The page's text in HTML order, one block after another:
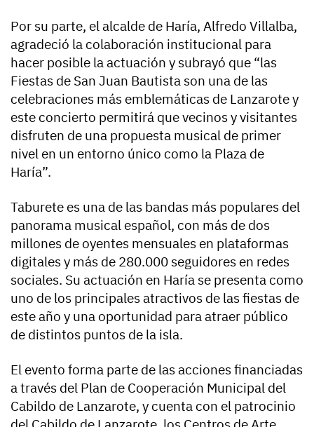
Por su parte, el alcalde de Haría, Alfredo Villalba,
agradeció la colaboración institucional para
hacer posible la actuación y subrayó que “las
Fiestas de San Juan Bautista son una de las
celebraciones más emblemáticas de Lanzarote y
este concierto permitirá que vecinos y visitantes
disfruten de una propuesta musical de primer
nivel en un entorno único como la Plaza de
Haría”.
Taburete es una de las bandas más populares del
panorama musical español, con más de dos
millones de oyentes mensuales en plataformas
digitales y más de 280.000 seguidores en redes
sociales. Su actuación en Haría se presenta como
uno de los principales atractivos de las fiestas de
este año y una oportunidad para atraer público
de distintos puntos de la isla.
El evento forma parte de las acciones financiadas
a través del Plan de Cooperación Municipal del
Cabildo de Lanzarote, y cuenta con el patrocinio